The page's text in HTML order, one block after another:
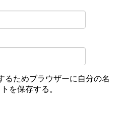
るためブラウザーに自分の名
を保存する。